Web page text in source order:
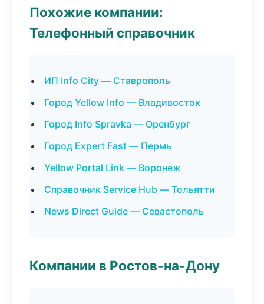
Похожие компании:
Телефонный справочник
ИП Info City — Ставрополь
Город Yellow Info — Владивосток
Город Info Spravka — Оренбург
Город Expert Fast — Пермь
Yellow Portal Link — Воронеж
Справочник Service Hub — Тольятти
News Direct Guide — Севастополь
Компании в Ростов-на-Дону